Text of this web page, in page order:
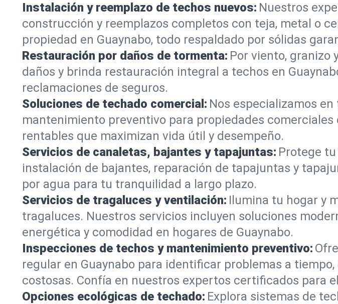
Instalación y reemplazo de techos nuevos: Nuestros
construcción y reemplazos completos con teja, metal o
propiedad en Guaynabo, todo respaldado por sólidas
Restauración por daños de tormenta: Por viento, granizo
daños y brinda restauración integral a techos en
reclamaciones de seguros.
Soluciones de techado comercial: Nos especializamos
mantenimiento preventivo para propiedades
rentables que maximizan vida útil y desempeño.
Servicios de canaletas, bajantes y tapajuntas: Protege
instalación de bajantes, reparación de tapajuntas y
por agua para tu tranquilidad a largo plazo.
Servicios de tragaluces y ventilación: Ilumina tu hogar y
tragaluces. Nuestros servicios incluyen soluciones
energética y comodidad en hogares de Guaynabo.
Inspecciones de techos y mantenimiento preventivo:
regular en Guaynabo para identificar problemas a
costosas. Confía en nuestros expertos certificados para
Opciones ecológicas de techado: Explora sistemas de